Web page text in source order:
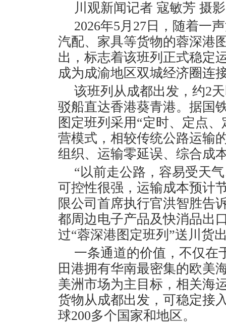
川观新闻记者 寇敏芳 摄
2026年5月27日，随着一
汽配、家具等货物的蓉深港
出，标志着该班列正式稳定
成为成渝地区双城经济圈连
该班列从成都出发，约2
驳船直达香港葵青港。据国
图定班列采用“定时、定点
营模式，相较传统公路运输
组织、运输零延误、综合成
“以前走公路，容易受天
可控性很强，运输成本预计
限公司首席执行官洪智胜告
都周边电子产品及快消品出
过“蓉深港图定班列”送川货
一条通道的价值，不仅在
田港拥有华南最密集的欧美
美洲市场为主目标，相关海
货物从成都出发，可稳定接
球200多个国家和地区。